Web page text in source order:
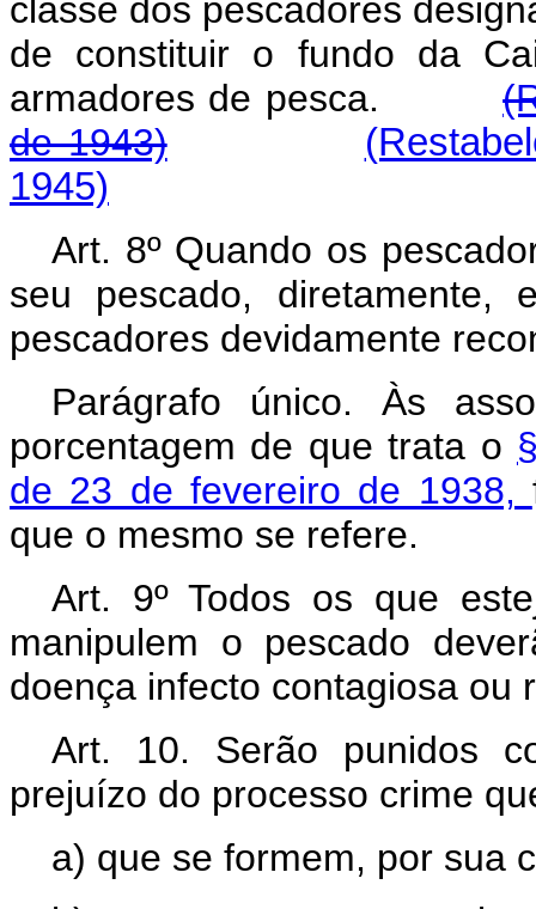
classe dos pescadores
de constituir o fundo da
armadores de pesca.
de 1943)
1945)
Art. 8º Quando os
seu pescado, diretamente,
pescadores devidamente
Parágrafo único. Às
porcentagem de que trata o
de 23 de fevereiro de 1938,
que o mesmo se refere.
Art. 9º Todos os que
manipulem o pescado
doença infecto contagiosa ou
Art. 10. Serão punidos
prejuízo do processo crime
a) que se formem, por sua